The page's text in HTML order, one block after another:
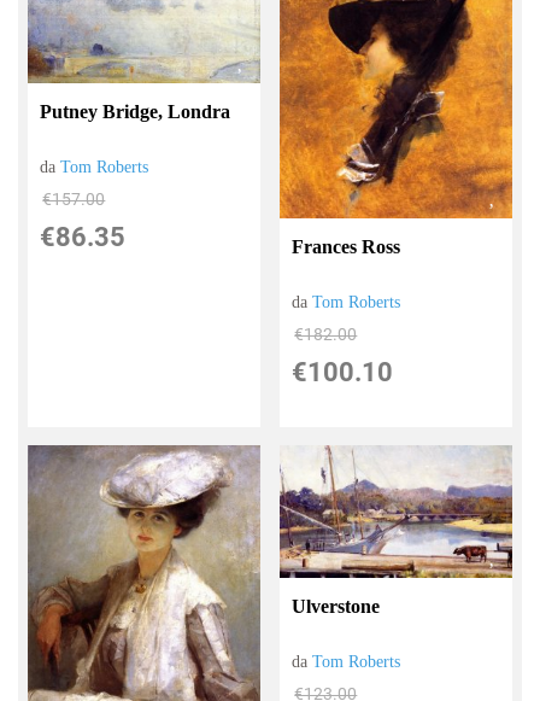
Putney Bridge, Londra
daTom Roberts
€157.00
€86.35 Frances Ross
daTom Roberts
€182.00
€100.10
Ulverstone
daTom Roberts
€123.00